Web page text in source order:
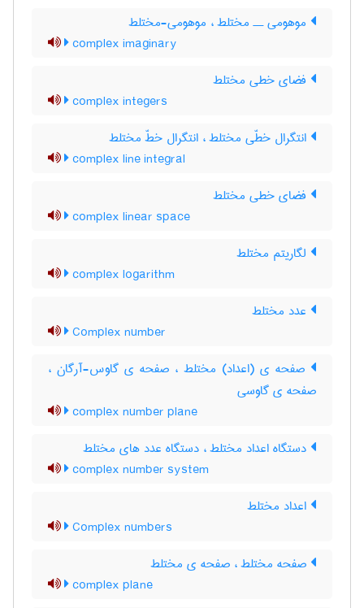
موهومی ــ مختلط ، موهومی-مختلط
complex imaginary
فضای خطی مختلط
complex integers
انتگرال خطّی مختلط ، انتگرال خطّ مختلط
complex line integral
فضای خطی مختلط
complex linear space
لگاریتم مختلط
complex logarithm
عدد مختلط
Complex number
صفحه ی (اعداد) مختلط ، صفحه ی گاوس-آرگان ،
صفحه ی گاوسی
complex number plane
دستگاه اعداد مختلط ، دستگاه عدد های مختلط
complex number system
اعداد مختلط
Complex numbers
صفحه مختلط ، صفحه ی مختلط
complex plane